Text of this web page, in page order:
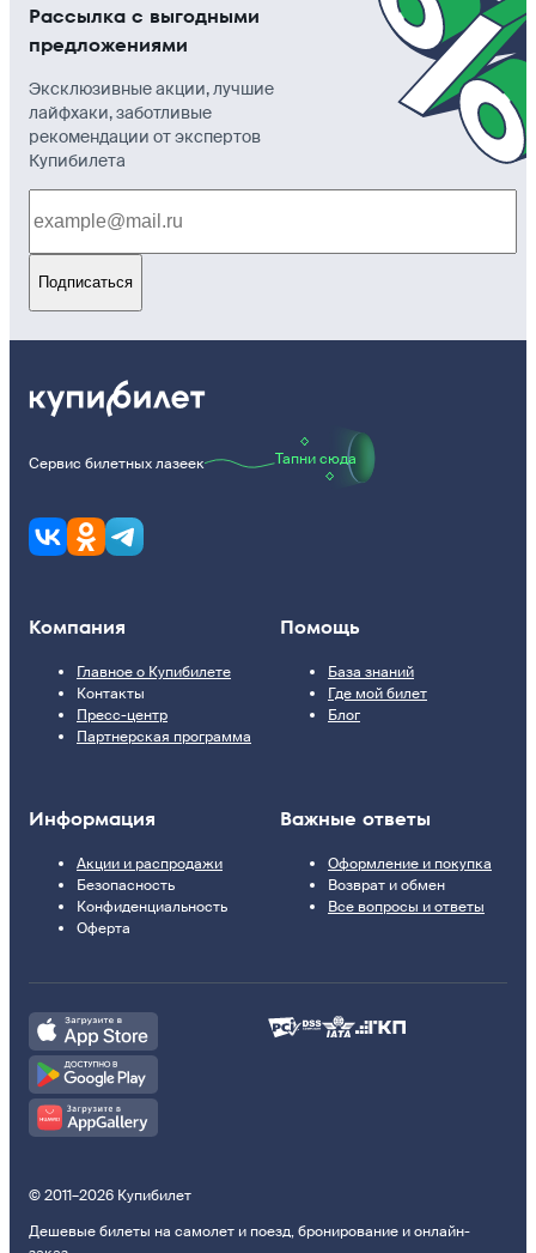
Рассылка с выгодными
предложениями
Эксклюзивные акции, лучшие
лайфхаки, заботливые
рекомендации от экспертов
Купибилета
Подписаться
Сервис билетных лазеек Тапни сюда
Компания
Главное о Купибилете
Контакты
Пресс-центр
Партнерская программа
Помощь
База знаний
Где мой билет
Блог
Информация
Акции и распродажи
Безопасность
Конфиденциальность
Оферта
Важные ответы
Оформление и покупка
Возврат и обмен
Все вопросы и ответы
© 2011–2026 Купибилет
Дешевые билеты на самолет и поезд, бронирование и онлайн-